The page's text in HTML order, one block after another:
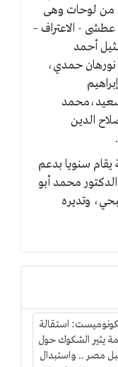
من لوحات وهى
- الاعتراف –
أحمد
حمدي،
الدين
سنويا بدعم
محمد أبو
وتديره